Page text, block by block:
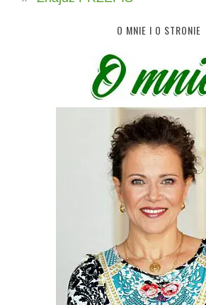
O MNIE I O STRONIE